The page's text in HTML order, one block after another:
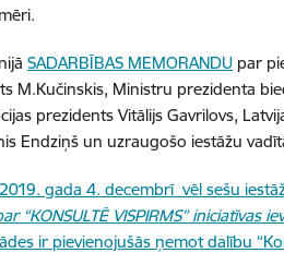
SADARBĪBAS MEMORANDU par
M.Kučinskis, Ministru prezidenta
prezidents Vitālijs Gavrilovs,
Endziņš un uzraugošo iestāžu
gada 4. decembrī vēl sešu
“KONSULTĒ VISPIRMS” iniciatīvas
ir pievienojušās ņemot dalību